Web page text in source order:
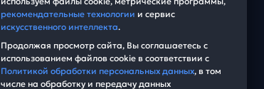
рекомендательные технологии и сервис
искусственного интеллекта.
Продолжая просмотр сайта, Вы соглашаетесь с
использованием файлов cookie в соответствии с
Политикой обработки персональных данных, в том
числе на обработку и передачу данных